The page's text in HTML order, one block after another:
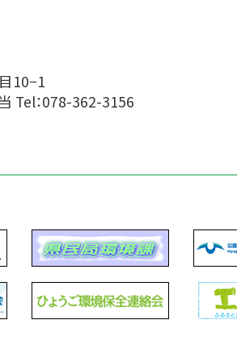
10−1
Tel：078-362-3156